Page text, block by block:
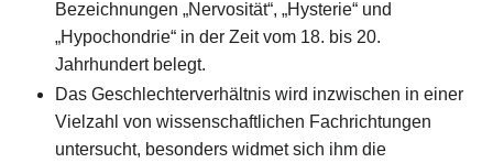
Bezeichnungen „Nervosität“, „Hysterie“ und
„Hypochondrie“ in der Zeit vom 18. bis 20.
Jahrhundert belegt.
Das Geschlechterverhältnis wird inzwischen in einer
Vielzahl von wissenschaftlichen Fachrichtungen
untersucht, besonders widmet sich ihm die